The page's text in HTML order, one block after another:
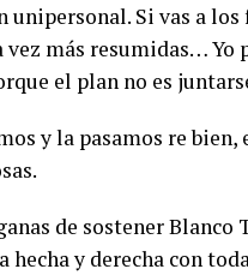
unipersonal. Si vas a
vez más resumidas…
el plan no es
y la pasamos re bien,
de sostener
y derecha con